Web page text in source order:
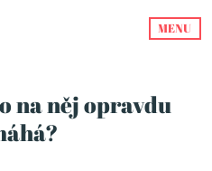
MENU
na něj opravdu